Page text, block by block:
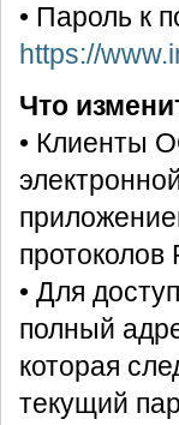
• Пароль к
https://
Что
• Клиенты
протоколов
• Для
полный
которая
текущий